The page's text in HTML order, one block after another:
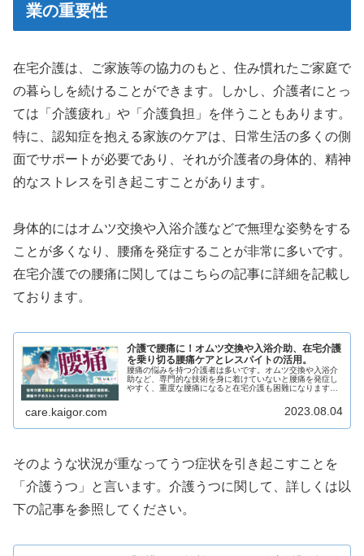
業の重要性
在宅介護は、ご家族等の協力のもと、住み慣れたご家庭で
の暮らしを続けることができます。しかし、介護者にとっ
ては「介護疲れ」や「介護負担」を伴うこともあります。
特に、認知症を抱える家族のケアは、日常生活の多くの側
面でサポートが必要であり、それが介護者の身体的、精神
的なストレスを引き起こすことがあります。
身体的にはオムツ交換や入浴介護などで無理な姿勢をする
ことが多くなり、腰痛を発症することが非常に多いです。
在宅介護での腰痛に関してはこちらの記事に詳細を記載し
ております。
介護で腰痛に！オムツ交換や入浴介助、在宅介護
を乗り切る腰痛ケアとレスパイトの活用。
腰痛の悩みを持つ介護者は多いです。オムツ交換や入浴介
助など、専門的な技術を身に着けていないと腰痛を発症し
やすく、重度な腰痛になると在宅介護も困難になります。
care.kaigor.com 2023.08.04
そのような状況が重なってうつ症状を引き起こすことを
「介護うつ」と言います。介護うつに関して、詳しくは以
下の記事を参照してください。